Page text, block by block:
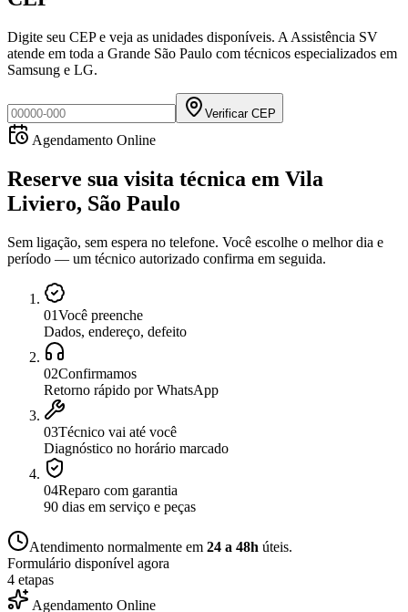
Digite seu CEP e veja as unidades disponíveis. A Assistência SV
atende em toda a Grande São Paulo com técnicos especializados em
Samsung e LG.
Verificar CEP
Agendamento Online
Reserve sua visita técnica em Vila
Liviero, São Paulo
Sem ligação, sem espera no telefone. Você escolhe o melhor dia e
período — um técnico autorizado confirma em seguida.
01Você preenche
Dados, endereço, defeito
02Confirmamos
Retorno rápido por WhatsApp
03Técnico vai até você
Diagnóstico no horário marcado
04Reparo com garantia
90 dias em serviço e peças
Atendimento normalmente em 24 a 48h úteis.
Formulário disponível agora
4 etapas
Agendamento Online